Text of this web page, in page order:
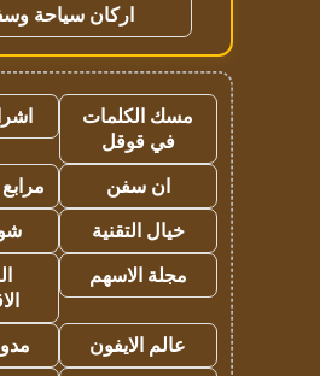
اركان سياحة
مسك الكلمات
في قوقل
ان سفن
مرابع
خيال التقنية
مجلة الاسهم
عالم الايفون